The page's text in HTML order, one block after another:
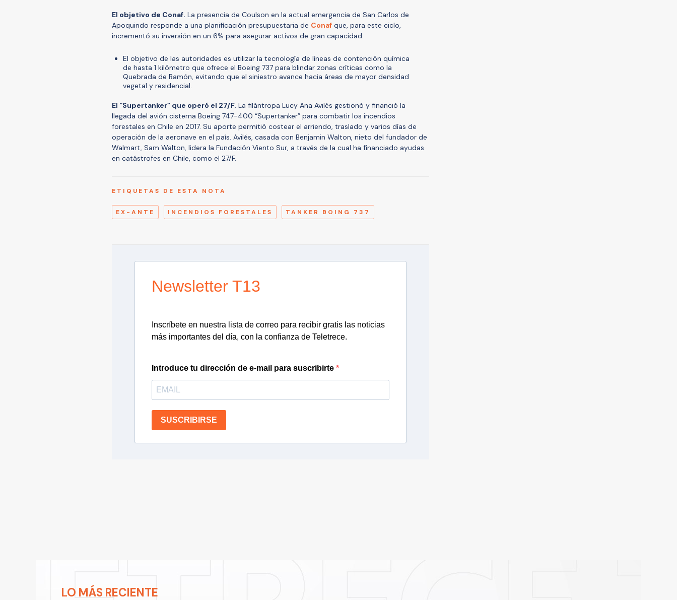
El objetivo de Conaf. La presencia de Coulson en la actual emergencia de San Carlos de
Apoquindo responde a una planificación presupuestaria de Conaf que, para este ciclo,
incrementó su inversión en un 6% para asegurar activos de gran capacidad.
El objetivo de las autoridades es utilizar la tecnología de líneas de contención química
de hasta 1 kilómetro que ofrece el Boeing 737 para blindar zonas críticas como la
Quebrada de Ramón, evitando que el siniestro avance hacia áreas de mayor densidad
vegetal y residencial.
El “Supertanker” que operó el 27/F. La filántropa Lucy Ana Avilés gestionó y financió la
llegada del avión cisterna Boeing 747-400 “Supertanker” para combatir los incendios
forestales en Chile en 2017. Su aporte permitió costear el arriendo, traslado y varios días de
operación de la aeronave en el país. Avilés, casada con Benjamin Walton, nieto del fundador de
Walmart, Sam Walton, lidera la Fundación Viento Sur, a través de la cual ha financiado ayudas
en catástrofes en Chile, como el 27/F.
ETIQUETAS DE ESTA NOTA
EX-ANTE INCENDIOS FORESTALES TANKER BOING 737
Newsletter T13
Inscríbete en nuestra lista de correo para recibir gratis las noticias
más importantes del día, con la confianza de Teletrece.
Introduce tu dirección de e-mail para suscribirte
SUSCRIBIRSE
LO MÁS RECIENTE